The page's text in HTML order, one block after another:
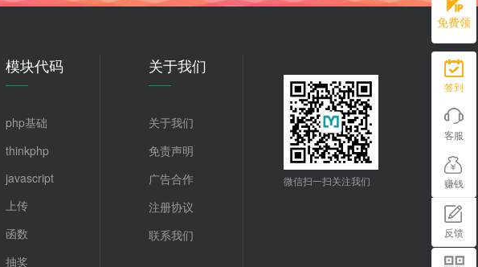
模块代码
php基础
thinkphp
javascript
上传
函数
抽奖
关于我们
关于我们
免责声明
广告合作
注册协议
联系我们
微信扫一扫关注我们
免费领
签到
客服
赚钱
反馈